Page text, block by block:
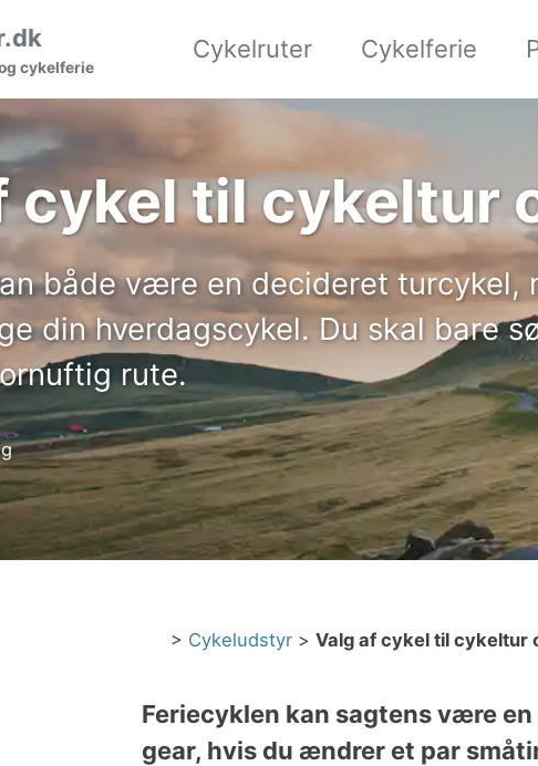
cykelferie
Cykelruter Cykelferie
cykel til cykeltur
både være en decideret turcykel,
din hverdagscykel. Du skal bare
rute.
> Cykeludstyr > Valg af cykel til cykeltur
Feriecyklen kan sagtens være
gear, hvis du ændrer et par